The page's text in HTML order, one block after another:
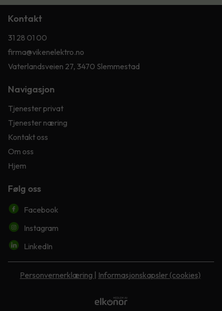
Kontakt
31 28 01 00
firma@vikenelektro.no
Vaterlandsveien 27, 3470 Slemmestad
Navigasjon
Tjenester privat
Tjenester næring
Kontakt oss
Om oss
Hjem
Følg oss
Facebook
Instagram
LinkedIn
Personvernerklæring Informasjonskapsler (cookies)